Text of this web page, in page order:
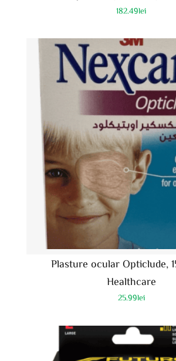
182.49lei
Plasture ocular Opticlude,
Healthcare
25.99lei